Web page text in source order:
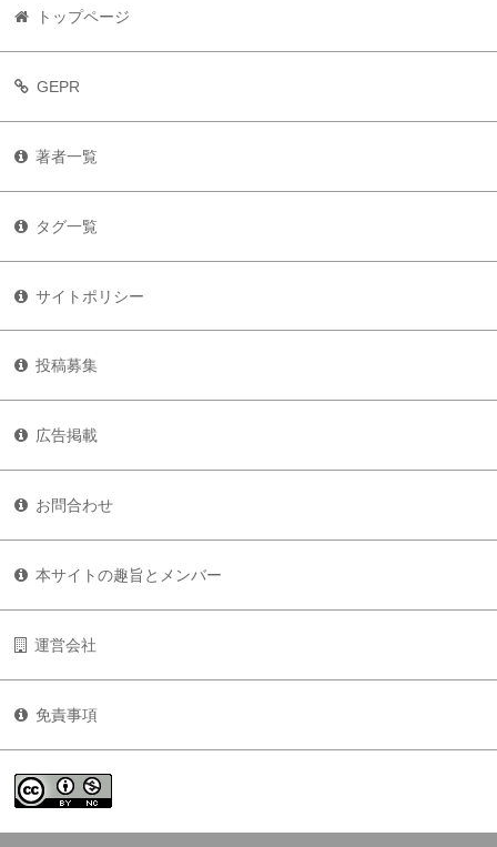
トップページ
GEPR
著者一覧
タグ一覧
サイトポリシー
投稿募集
広告掲載
お問合わせ
本サイトの趣旨とメンバー
運営会社
免責事項